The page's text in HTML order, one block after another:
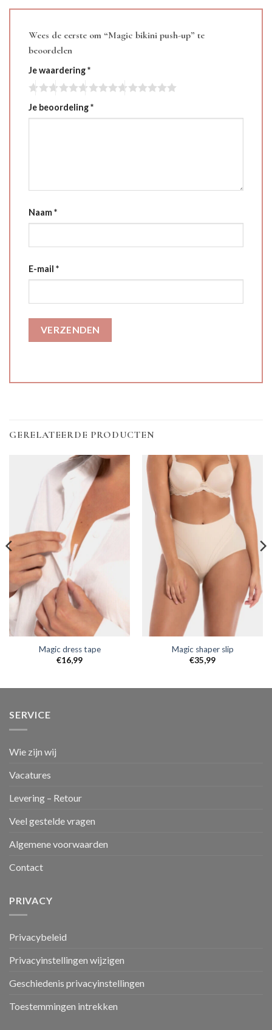
Wees de eerste om “Magic bikini push-up” te
beoordelen
Je waardering*
Je beoordeling*
Naam*
E-mail *
GERELATEERDE PRODUCTEN
Magic dress tape
€16,99
Magic shaper slip
€35,99
SERVICE
Wie zijn wij
Vacatures
Levering – Retour
Veel gestelde vragen
Algemene voorwaarden
Contact
PRIVACY
Privacybeleid
Privacyinstellingen wijzigen
Geschiedenis privacyinstellingen
Toestemmingen intrekken